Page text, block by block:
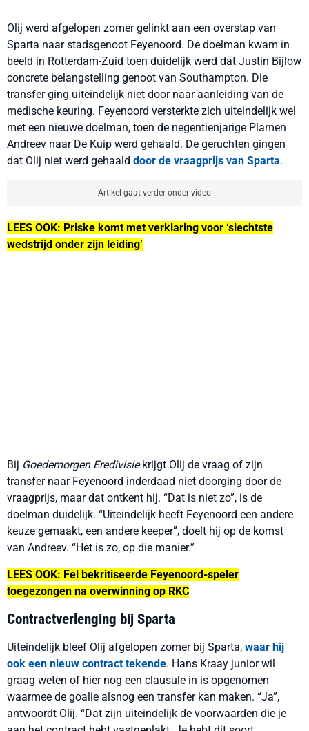
Olij werd afgelopen zomer gelinkt aan een overstap van
Sparta naar stadsgenoot Feyenoord. De doelman kwam in
beeld in Rotterdam-Zuid toen duidelijk werd dat Justin Bijlow
concrete belangstelling genoot van Southampton. Die
transfer ging uiteindelijk niet door naar aanleiding van de
medische keuring. Feyenoord versterkte zich uiteindelijk wel
met een nieuwe doelman, toen de negentienjarige Plamen
Andreev naar De Kuip werd gehaald. De geruchten gingen
dat Olij niet werd gehaald door de vraagprijs van Sparta.
Artikel gaat verder onder video
LEES OOK: Priske komt met verklaring voor ‘slechtste
wedstrijd onder zijn leiding’
Bij Goedemorgen Eredivisiekrijgt Olij de vraag of zijn
transfer naar Feyenoord inderdaad niet doorging door de
vraagprijs, maar dat ontkent hij. “Dat is niet zo”, is de
doelman duidelijk. “Uiteindelijk heeft Feyenoord een andere
keuze gemaakt, een andere keeper”, doelt hij op de komst
van Andreev. “Het is zo, op die manier.”
LEES OOK: Fel bekritiseerde Feyenoord-speler
toegezongen na overwinning op RKC
Contractverlenging bij Sparta
Uiteindelijk bleef Olij afgelopen zomer bij Sparta, waar hij
ook een nieuw contract tekende. Hans Kraay junior wil
graag weten of hier nog een clausule in is opgenomen
waarmee de goalie alsnog een transfer kan maken. “Ja”,
antwoordt Olij. “Dat zijn uiteindelijk de voorwaarden die je